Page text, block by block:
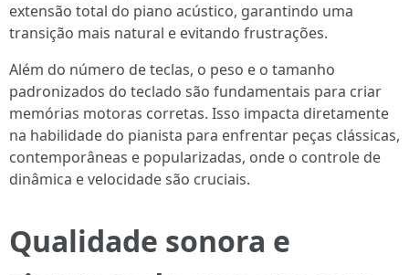
extensão total do piano acústico, garantindo uma
transição mais natural e evitando frustrações.
Além do número de teclas, o peso e o tamanho
padronizados do teclado são fundamentais para criar
memórias motoras corretas. Isso impacta diretamente
na habilidade do pianista para enfrentar peças clássicas,
contemporâneas e popularizadas, onde o controle de
dinâmica e velocidade são cruciais.
Qualidade sonora e